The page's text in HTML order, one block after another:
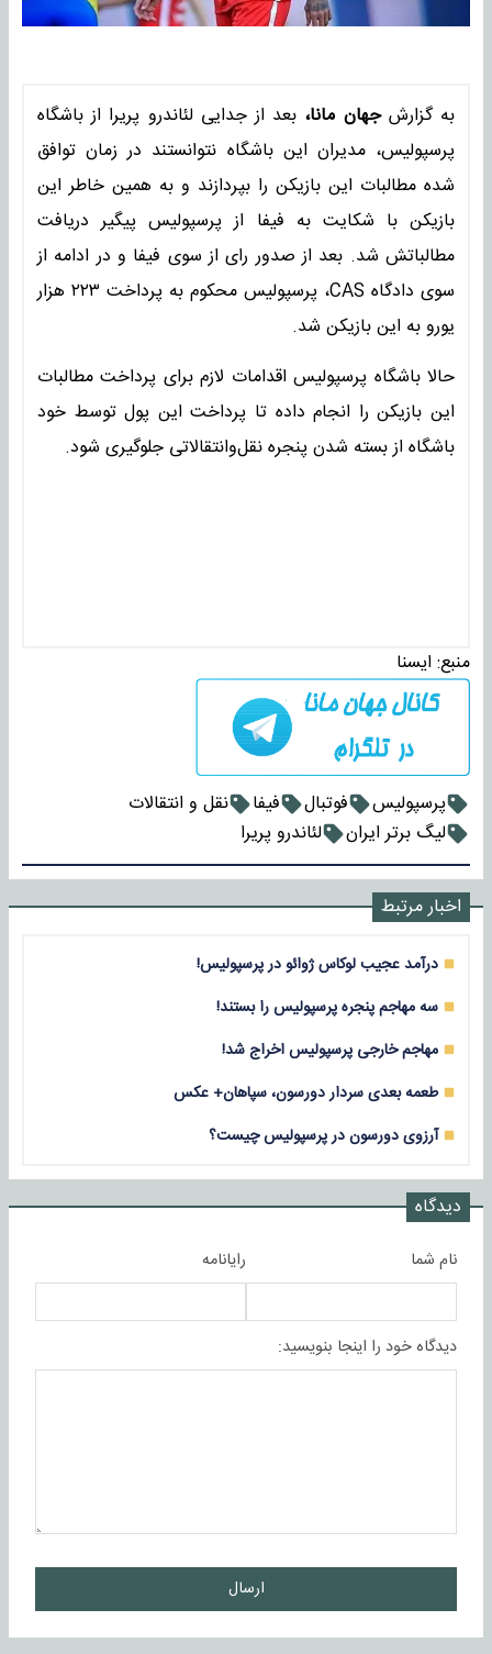
به گزارش جهان مانا، بعد از جدایی لئاندرو پریرا از باشگاه
پرسپولیس، مدیران این باشگاه نتوانستند در زمان توافق
شده مطالبات این بازیکن را بپردازند و به همین خاطر این
بازیکن با شکایت به فیفا از پرسپولیس پیگیر دریافت
مطالباتش شد. بعد از صدور رای از سوی فیفا و در ادامه از
سوی دادگاه CAS، پرسپولیس محکوم به پرداخت ۲۲۳ هزار
یورو به این بازیکن شد.
حالا باشگاه پرسپولیس اقدامات لازم برای پرداخت مطالبات
این بازیکن را انجام داده تا پرداخت این پول توسط خود
باشگاه از بسته شدن پنجره نقل‌وانتقالاتی جلوگیری شود.
منبع: ايسنا
پرسپولیس فوتبال فیفا
نقل و انتقالات
لیگ برتر ایران
لئاندرو پریرا
اخبار مرتبط
درآمد عجیب لوکاس ژوائو در پرسپولیس!
سه مهاجم پنجره پرسپولیس را بستند!
مهاجم خارجی پرسپولیس اخراج شد!
طعمه بعدی سردار دورسون، سپاهان+ عکس
آرزوی دورسون در پرسپولیس چیست؟
دیدگاه
نام شما رایانامه
دیدگاه خود را اینجا بنویسید:
ارسال